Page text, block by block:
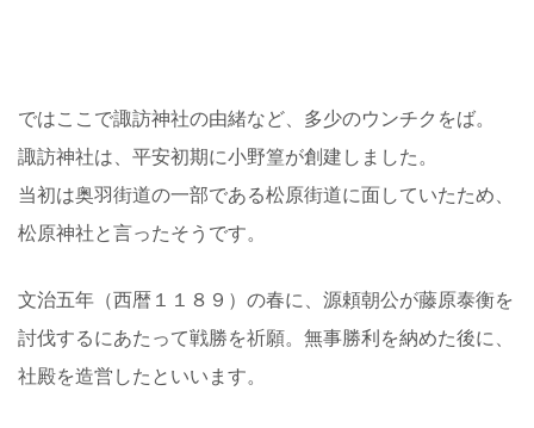
ではここで諏訪神社の由緒など、多少のウンチクをば。
諏訪神社は、平安初期に小野篁が創建しました。
当初は奥羽街道の一部である松原街道に面していたため、
松原神社と言ったそうです。
文治五年（西暦１１８９）の春に、源頼朝公が藤原泰衡を
討伐するにあたって戦勝を祈願。無事勝利を納めた後に、
社殿を造営したといいます。